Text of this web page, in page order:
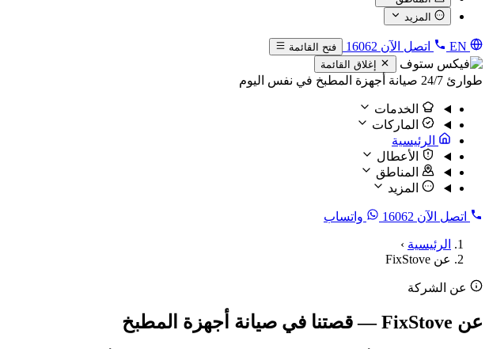
المزيد
EN اتصل الآن 16062
فتح القائمة
إغلاق القائمة
طوارئ 24/7 صيانة أجهزة المطبخ في نفس اليوم
الخدمات
الماركات
الرئيسية
الأعطال
المناطق
المزيد
اتصل الآن 16062 واتساب
الرئيسية ›
عن FixStove
عن الشركة
عن FixStove — قصتنا في صيانة أجهزة المطبخ